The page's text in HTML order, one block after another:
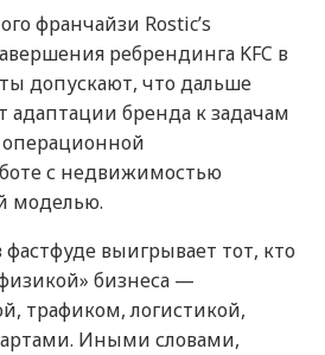
франчайзи Rostic’s
ребрендинга KFC в
допускают, что дальше
адаптации бренда к задачам
с недвижимостью
моделью.
выигрывает тот, кто
бизнеса —
трафиком, логистикой,
Иными словами,